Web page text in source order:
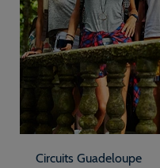
Circuits Guadeloupe